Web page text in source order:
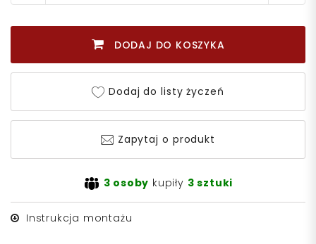
DODAJ DO KOSZYKA
Dodaj do listy życzeń
Zapytaj o produkt
3 osoby kupiły 3 sztuki
Instrukcja montażu